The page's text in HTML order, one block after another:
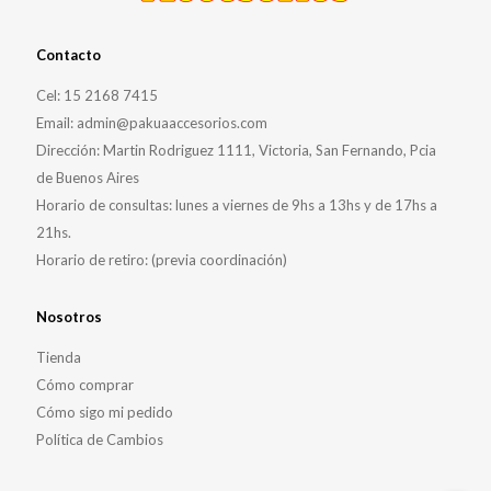
Contacto
Cel: 15 2168 7415
Email: admin@pakuaaccesorios.com
Dirección: Martin Rodriguez 1111, Victoria, San Fernando, Pcia
de Buenos Aires
Horario de consultas: lunes a viernes de 9hs a 13hs y de 17hs a
21hs.
Horario de retiro: (previa coordinación)
Nosotros
Tienda
Cómo comprar
Cómo sigo mi pedido
Política de Cambios